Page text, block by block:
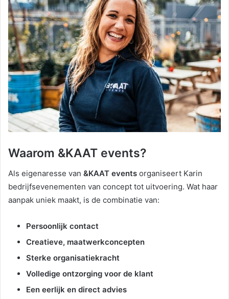
Waarom &KAAT events?
Als eigenaresse van &KAAT events organiseert Karin
bedrijfsevenementen van concept tot uitvoering. Wat haar
aanpak uniek maakt, is de combinatie van:
Persoonlijk contact
Creatieve, maatwerkconcepten
Sterke organisatiekracht
Volledige ontzorging voor de klant
Een eerlijk en direct advies